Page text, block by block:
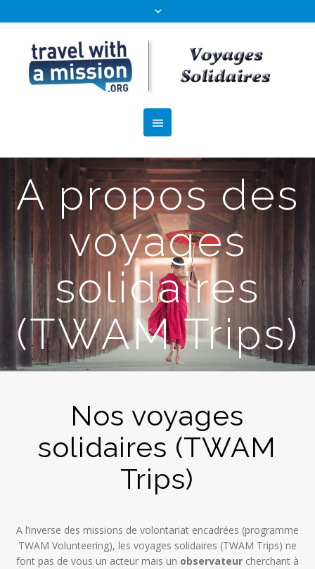
A propos des
voyages
solidaires
(TWAM Trips)
Nos voyages
solidaires (TWAM
Trips)
A l’inverse des missions de volontariat encadrées (programme
TWAM Volunteering), les voyages solidaires (TWAM Trips) ne
font pas de vous un acteur mais un observateurcherchant à